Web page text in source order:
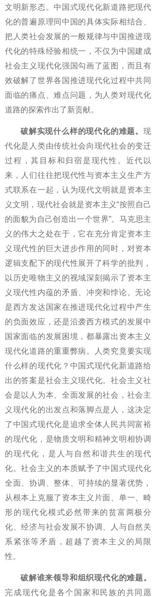
文明新形态。中国式现代化新道路把现代
化的普遍原理同中国的具体实际相结合、
把人类社会发展的一般规律与中国推进现
代化的特殊经验相统一，不仅为中国建成
社会主义现代化强国勾画了蓝图，而且有
效破解了世界各国推进现代化过程中共同
面临的痛点、难点问题，为人类对现代化
道路的探索作出了新贡献。
破解实现什么样的现代化的难题。 现
代化是人类由传统社会向现代社会的变迁
过程，其目标和归宿是现代性。近代以
来，人们往往把现代性与资本主义生产方
式联系在一起，认为现代文明就是资本主
义文明，现代社会就是资本主义“按照自己
的面貌为自己创造出一个世界”。马克思主
义的伟大之处在于，它在充分肯定资本主
义现代性的巨大进步作用的同时，对资本
逻辑支配下的现代性展开了科学的批判，
以历史唯物主义的视域深刻揭示了资本主
义现代性内蕴的矛盾、冲突和悖论。无论
是西方发达国家在推进现代化过程中产生
的负面效应，还是沿袭西方模式的发展中
国家面临的发展困境，都暴露出资本主义
现代化道路的重重弊病。人类究竟要实现
什么样的现代化？中国式现代化新道路给
出的答案是社会主义现代化。社会主义社
会是以人为本、全面发展的社会，社会主
义现代化的出发点和落脚点是人，这决定
了中国式现代化是追求全体人民共同富裕
的现代化，是物质文明和精神文明相协调
的现代化，是人与自然和谐共生的现代
化。社会主义的本质赋予了中国式现代化
全面、协调、整体、可持续的显著优势，
从根本上克服了资本主义片面、单一、畸
形的现代化模式必然带来的贫富两极分
化、经济与社会发展不协调、人与自然关
系紧张等矛盾，超越了资本主义的局限
性。
破解谁来领导和组织现代化的难题。
完成现代化是各个国家和民族的共同愿